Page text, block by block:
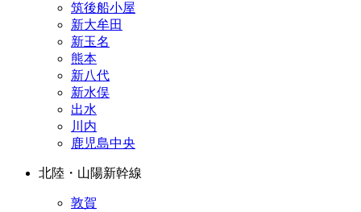
筑後船小屋
新大牟田
新玉名
熊本
新八代
新水俣
出水
川内
鹿児島中央
北陸・山陽新幹線
敦賀